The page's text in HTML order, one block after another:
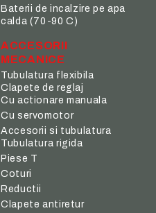
Baterii de incalzire pe apa
calda (70-90 C)
ACCESORII
MECANICE
Tubulatura flexibila
Clapete de reglaj
Cu actionare manuala
Cu servomotor
Accesorii si tubulatura
Tubulatura rigida
Piese T
Coturi
Reductii
Clapete antiretur